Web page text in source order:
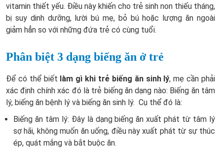
vitamin thiết yếu. Điều này khiến cho trẻ sinh non thiếu tháng,
bị suy dinh dưỡng, lười bú mẹ, bỏ bú hoặc lượng ăn ngoài
giảm hẳn so với những đứa trẻ có cùng tuổi.
Phân biệt 3 dạng biếng ăn ở trẻ
Để có thể biết làm gì khi trẻ biếng ăn sinh lý, mẹ cần phải
xác định chính xác đó là trẻ biếng ăn dạng nào: Biếng ăn tâm
lý, biếng ăn bệnh lý và biếng ăn sinh lý. Cụ thể đó là:
Biếng ăn tâm lý: Đây là dạng biếng ăn xuất phát từ tâm lý
sợ hãi, không muốn ăn uống, điều này xuất phát từ sự thúc
ép, quát mắng và bắt buộc ăn.